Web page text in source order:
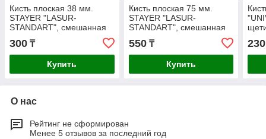
Кисть плоская 38 мм.
STAYER "LASUR-
STANDART", смешанная
щетина, деревянная
ручка.
300 ₸
Купить
Кисть плоская 75 мм.
STAYER "LASUR-
STANDART", смешанная
щетина, деревянная
ручка.
550₸
Купить
230
О нас
Рейтинг не сформирован
Менее 5 отзывов за последний год